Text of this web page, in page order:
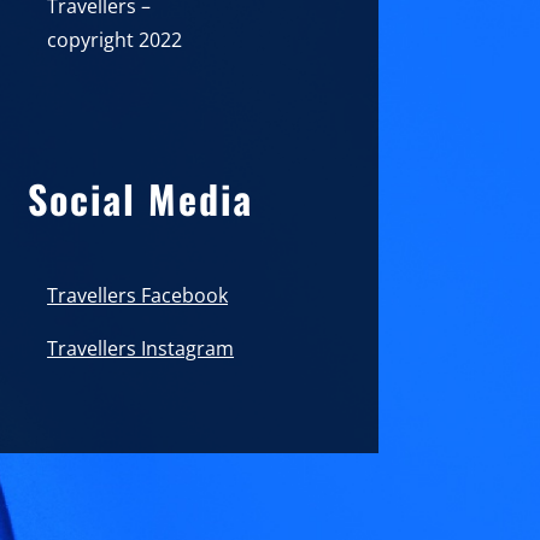
Travellers –
copyright 2022
Social Media
Travellers Facebook
Travellers Instagram